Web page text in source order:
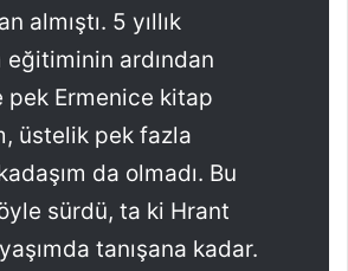
almıştı. 5 yıllık
ardından
pek Ermenice kitap
üstelik pek fazla
da olmadı. Bu
sürdü, ta ki Hrant
tanışana kadar.